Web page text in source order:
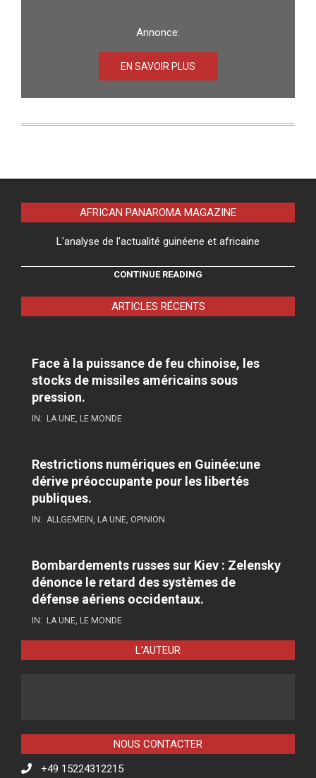
Annonce:
EN SAVOIR PLUS
AFRICAN PANAROMA MAGAZINE
L'analyse de l'actualité guinéene et africaine
CONTINUE READING
ARTICLES RÉCENTS
Face à la puissance de feu chinoise, les
stocks de missiles américains sous
pression.
IN: LA UNE LE MONDE
Restrictions numériques en Guinée:une
dérive préoccupante pour les libertés
publiques.
IN: ALLGEMEIN LA UNE OPINION
Bombardements russes sur Kiev : Zelensky
dénonce le retard des systèmes de
défense aériens occidentaux.
IN: LA UNE LE MONDE
L’AUTEUR
NOUS CONTACTER
+49 15224312215